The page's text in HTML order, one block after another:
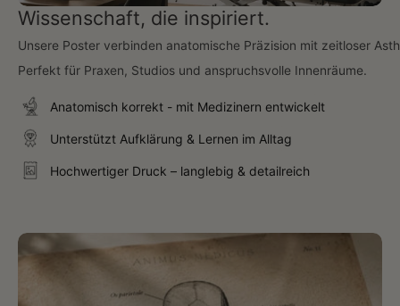
Wissenschaft, die inspiriert.
Unsere Poster verbinden anatomische Präzision mit zeitloser
Perfekt für Praxen, Studios und anspruchsvolle Innenräume.
Anatomisch korrekt - mit Medizinern entwickelt
Unterstützt Aufklärung & Lernen im Alltag
Hochwertiger Druck – langlebig & detailreich